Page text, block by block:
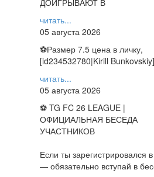
ДОИГРЫВАЮТ В
читать...
05 августа 2026
⚽️Размер 7.5 цена в личку,
[id234532780|Kirill
читать...
05 августа 2026
⚽ TG FC 26 LEAGUE |
ОФИЦИАЛЬНАЯ БЕСЕДА
УЧАСТНИКОВ
Если ты зарегистрировался
— обязательно вступай в